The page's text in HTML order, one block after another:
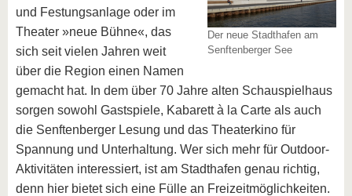
Der neue Stadthafen am
Senftenberger See
und Festungsanlage oder im
Theater »neue Bühne«, das
sich seit vielen Jahren weit
über die Region einen Namen
gemacht hat. In dem über 70 Jahre alten Schauspielhaus
sorgen sowohl Gastspiele, Kabarett à la Carte als auch
die Senftenberger Lesung und das Theaterkino für
Spannung und Unterhaltung. Wer sich mehr für Outdoor-
Aktivitäten interessiert, ist am Stadthafen genau richtig,
denn hier bietet sich eine Fülle an Freizeitmöglichkeiten.